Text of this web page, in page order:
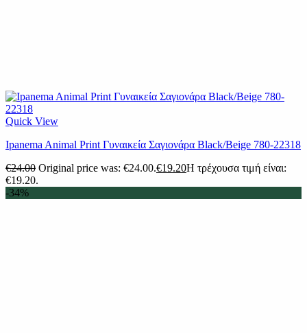
Quick View
Ipanema Animal Print Γυναικεία Σαγιονάρα Black/Beige 780-22318
€24.00 Original price was: €24.00.€19.20Η τρέχουσα τιμή είναι:
€19.20.
-34%